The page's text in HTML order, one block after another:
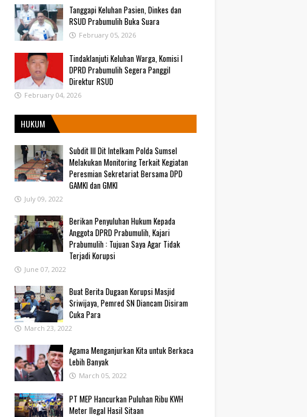
Tanggapi Keluhan Pasien, Dinkes dan
RSUD Prabumulih Buka Suara
February 05, 2026
Tindaklanjuti Keluhan Warga, Komisi I
DPRD Prabumulih Segera Panggil
Direktur RSUD
February 04, 2026
HUKUM
Subdit III Dit Intelkam Polda Sumsel
Melakukan Monitoring Terkait Kegiatan
Peresmian Sekretariat Bersama DPD
GAMKI dan GMKI
July 09, 2022
Berikan Penyuluhan Hukum Kepada
Anggota DPRD Prabumulih, Kajari
Prabumulih : Tujuan Saya Agar Tidak
Terjadi Korupsi
June 07, 2022
Buat Berita Dugaan Korupsi Masjid
Sriwijaya, Pemred SN Diancam Disiram
Cuka Para
March 23, 2022
Agama Menganjurkan Kita untuk Berkaca
Lebih Banyak
March 05, 2022
PT MEP Hancurkan Puluhan Ribu KWH
Meter Ilegal Hasil Sitaan